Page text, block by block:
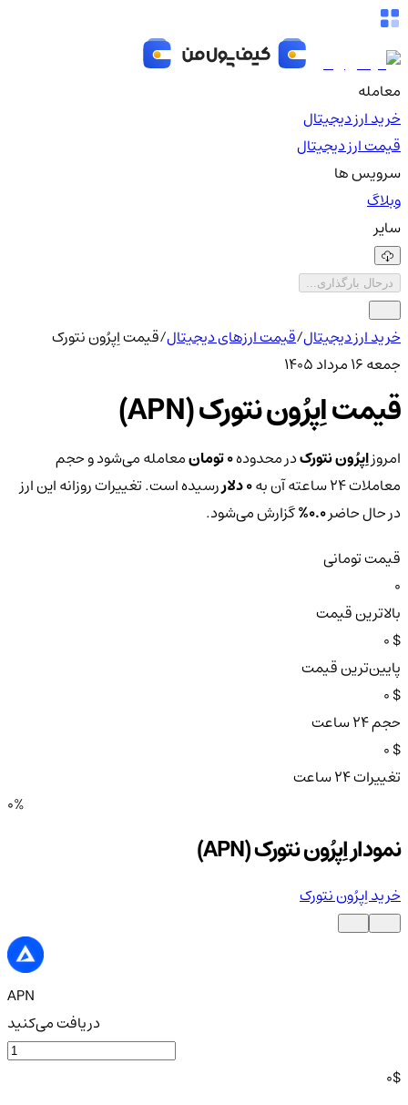
معامله
خرید ارز دیجیتال
قیمت ارز دیجیتال
سرویس ها
وبلاگ
سایر
درحال بارگذاری...
خرید ارز دیجیتال/قیمت ارزهای دیجیتال/قیمت اِپرُون نتورک
جمعه ۱۶ مرداد ۱۴۰۵
قیمت اِپرُون نتورک (APN)
امروزاِپرُون نتورکدر محدوده0 تومان
معامله می‌شود و حجم
معاملات ۲۴ ساعته آن به
0 دلار
رسیده است. تغییرات روزانه این ارز
در حال حاضر0.0% گزارش می‌شود.
قیمت تومانی
بالاترین قیمت
$ 0
پایین‌ترین قیمت
$ 0
حجم ۲۴ ساعت
$ 0
تغییرات ۲۴ ساعت
0%
نمودار اِپرُون نتورک (APN)
خرید اِپرُون نتورک
APN
دریافت می‌کنید
0$